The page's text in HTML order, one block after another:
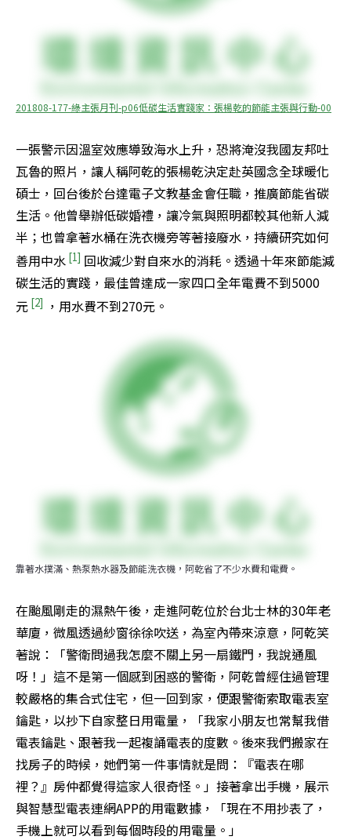
201808-177-綠主張月刊-p06低碳生活實踐家：張楊乾的節能主張與行動-00
一張警示因溫室效應導致海水上升，恐將淹沒我國友邦吐
瓦魯的照片，讓人稱阿乾的張楊乾決定赴英國念全球暖化
碩士，回台後於台達電子文教基金會任職，推廣節能省碳
生活。他曾舉辦低碳婚禮，讓冷氣與照明都較其他新人減
半；也曾拿著水桶在洗衣機旁等著接廢水，持續研究如何
善用中水 [1] 回收減少對自來水的消耗。透過十年來節能減
碳生活的實踐，最佳曾達成一家四口全年電費不到5000
元 [2] ，用水費不到270元。
靠著水撲滿、熱泵熱水器及節能洗衣機，阿乾省了不少水費和電費。
在颱風剛走的濕熱午後，走進阿乾位於台北士林的30年老
華廈，微風透過紗窗徐徐吹送，為室內帶來涼意，阿乾笑
著說：「警衛問過我怎麼不關上另一扇鐵門，我說通風
呀！」這不是第一個感到困惑的警衛，阿乾曾經住過管理
較嚴格的集合式住宅，但一回到家，便跟警衛索取電表室
鑰匙，以抄下自家整日用電量，「我家小朋友也常幫我借
電表鑰匙、跟著我一起複誦電表的度數。後來我們搬家在
找房子的時候，她們第一件事情就是問：『電表在哪
裡？』房仲都覺得這家人很奇怪。」接著拿出手機，展示
與智慧型電表連網APP的用電數據，「現在不用抄表了，
手機上就可以看到每個時段的用電量。」